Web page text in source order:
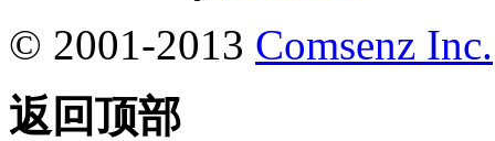
© 2001-2013 Comsenz Inc.
返回顶部